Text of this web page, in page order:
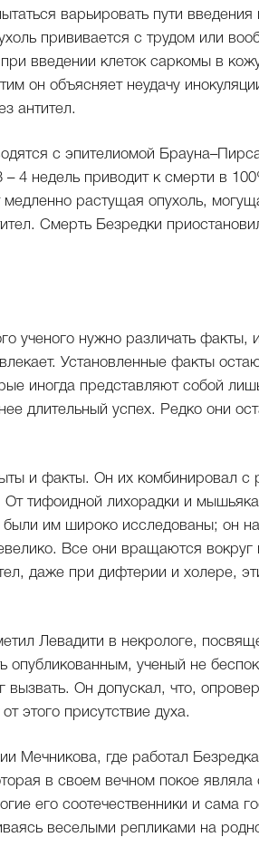
варьировать пути
прививается с трудом или
при введении клеток саркомы в
он объясняет неудачу
антител.
с эпителиомой
– 4 недель приводит к смерти в
медленно растущая опухоль,
Смерть Безредки
ученого нужно различать
Установленные факты
иногда представляют собой
длительный успех. Редко они
и факты. Он их комбинировал с
От тифоидной лихорадки и
им широко исследованы; он
Все они вращаются вокруг
даже при дифтерии и холере,
Левадити в некрологе,
опубликованным, ученый не
вызвать. Он допускал, что,
этого присутствие духа.
Мечникова, где работал
в своем вечном покое
его соотечественники и сама
веселыми репликами на